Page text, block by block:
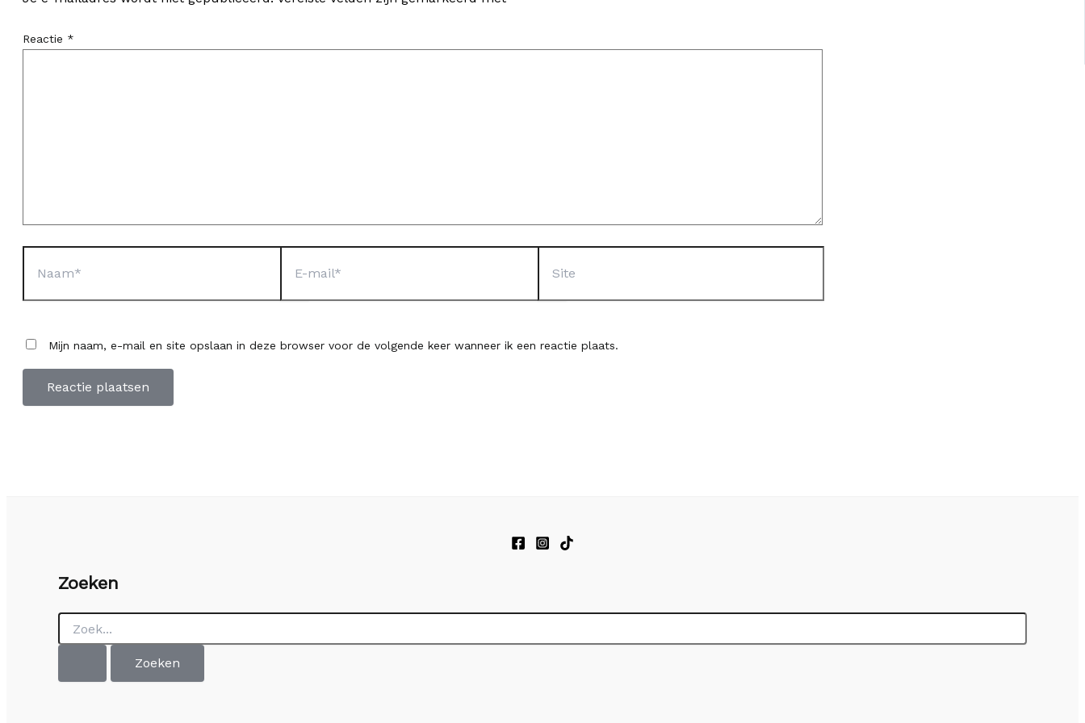
Reactie *
mail*
Mijn naam, e-mail en site opslaan in deze browser voor de volgende keer wanneer ik een reactie plaats.
Zoeken
Zoek
naar: